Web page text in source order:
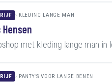
KLEDING LANGE MAN
met kleding lange man
PANTY'S VOOR LANGE BENEN